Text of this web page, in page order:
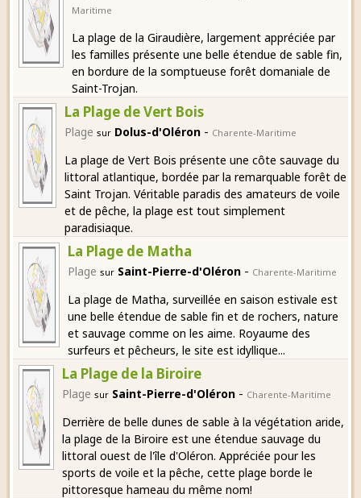
Maritime
La plage de la Giraudière, largement appréciée par
les familles présente une belle étendue de sable fin,
en bordure de la somptueuse forêt domaniale de
Saint-Trojan.
La Plage de Vert Bois
Plage sur Dolus-d'Oléron - Charente-Maritime
La plage de Vert Bois présente une côte sauvage du
littoral atlantique, bordée par la remarquable forêt de
Saint Trojan. Véritable paradis des amateurs de voile
et de pêche, la plage est tout simplement
paradisiaque.
La Plage de Matha
Plage sur Saint-Pierre-d'Oléron - Charente-Maritime
La plage de Matha, surveillée en saison estivale est
une belle étendue de sable fin et de rochers, nature
et sauvage comme on les aime. Royaume des
surfeurs et pêcheurs, le site est idyllique...
La Plage de la Biroire
Plage sur Saint-Pierre-d'Oléron - Charente-Maritime
Derrière de belle dunes de sable à la végétation aride,
la plage de la Biroire est une étendue sauvage du
littoral ouest de l'île d'Oléron. Appréciée pour les
sports de voile et la pêche, cette plage borde le
pittoresque hameau du même nom!